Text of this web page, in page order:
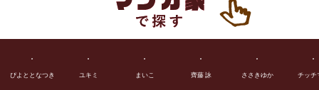
ぴよととなつき ユキミ まいこ 齊藤 詠 ささきゆか チッチ